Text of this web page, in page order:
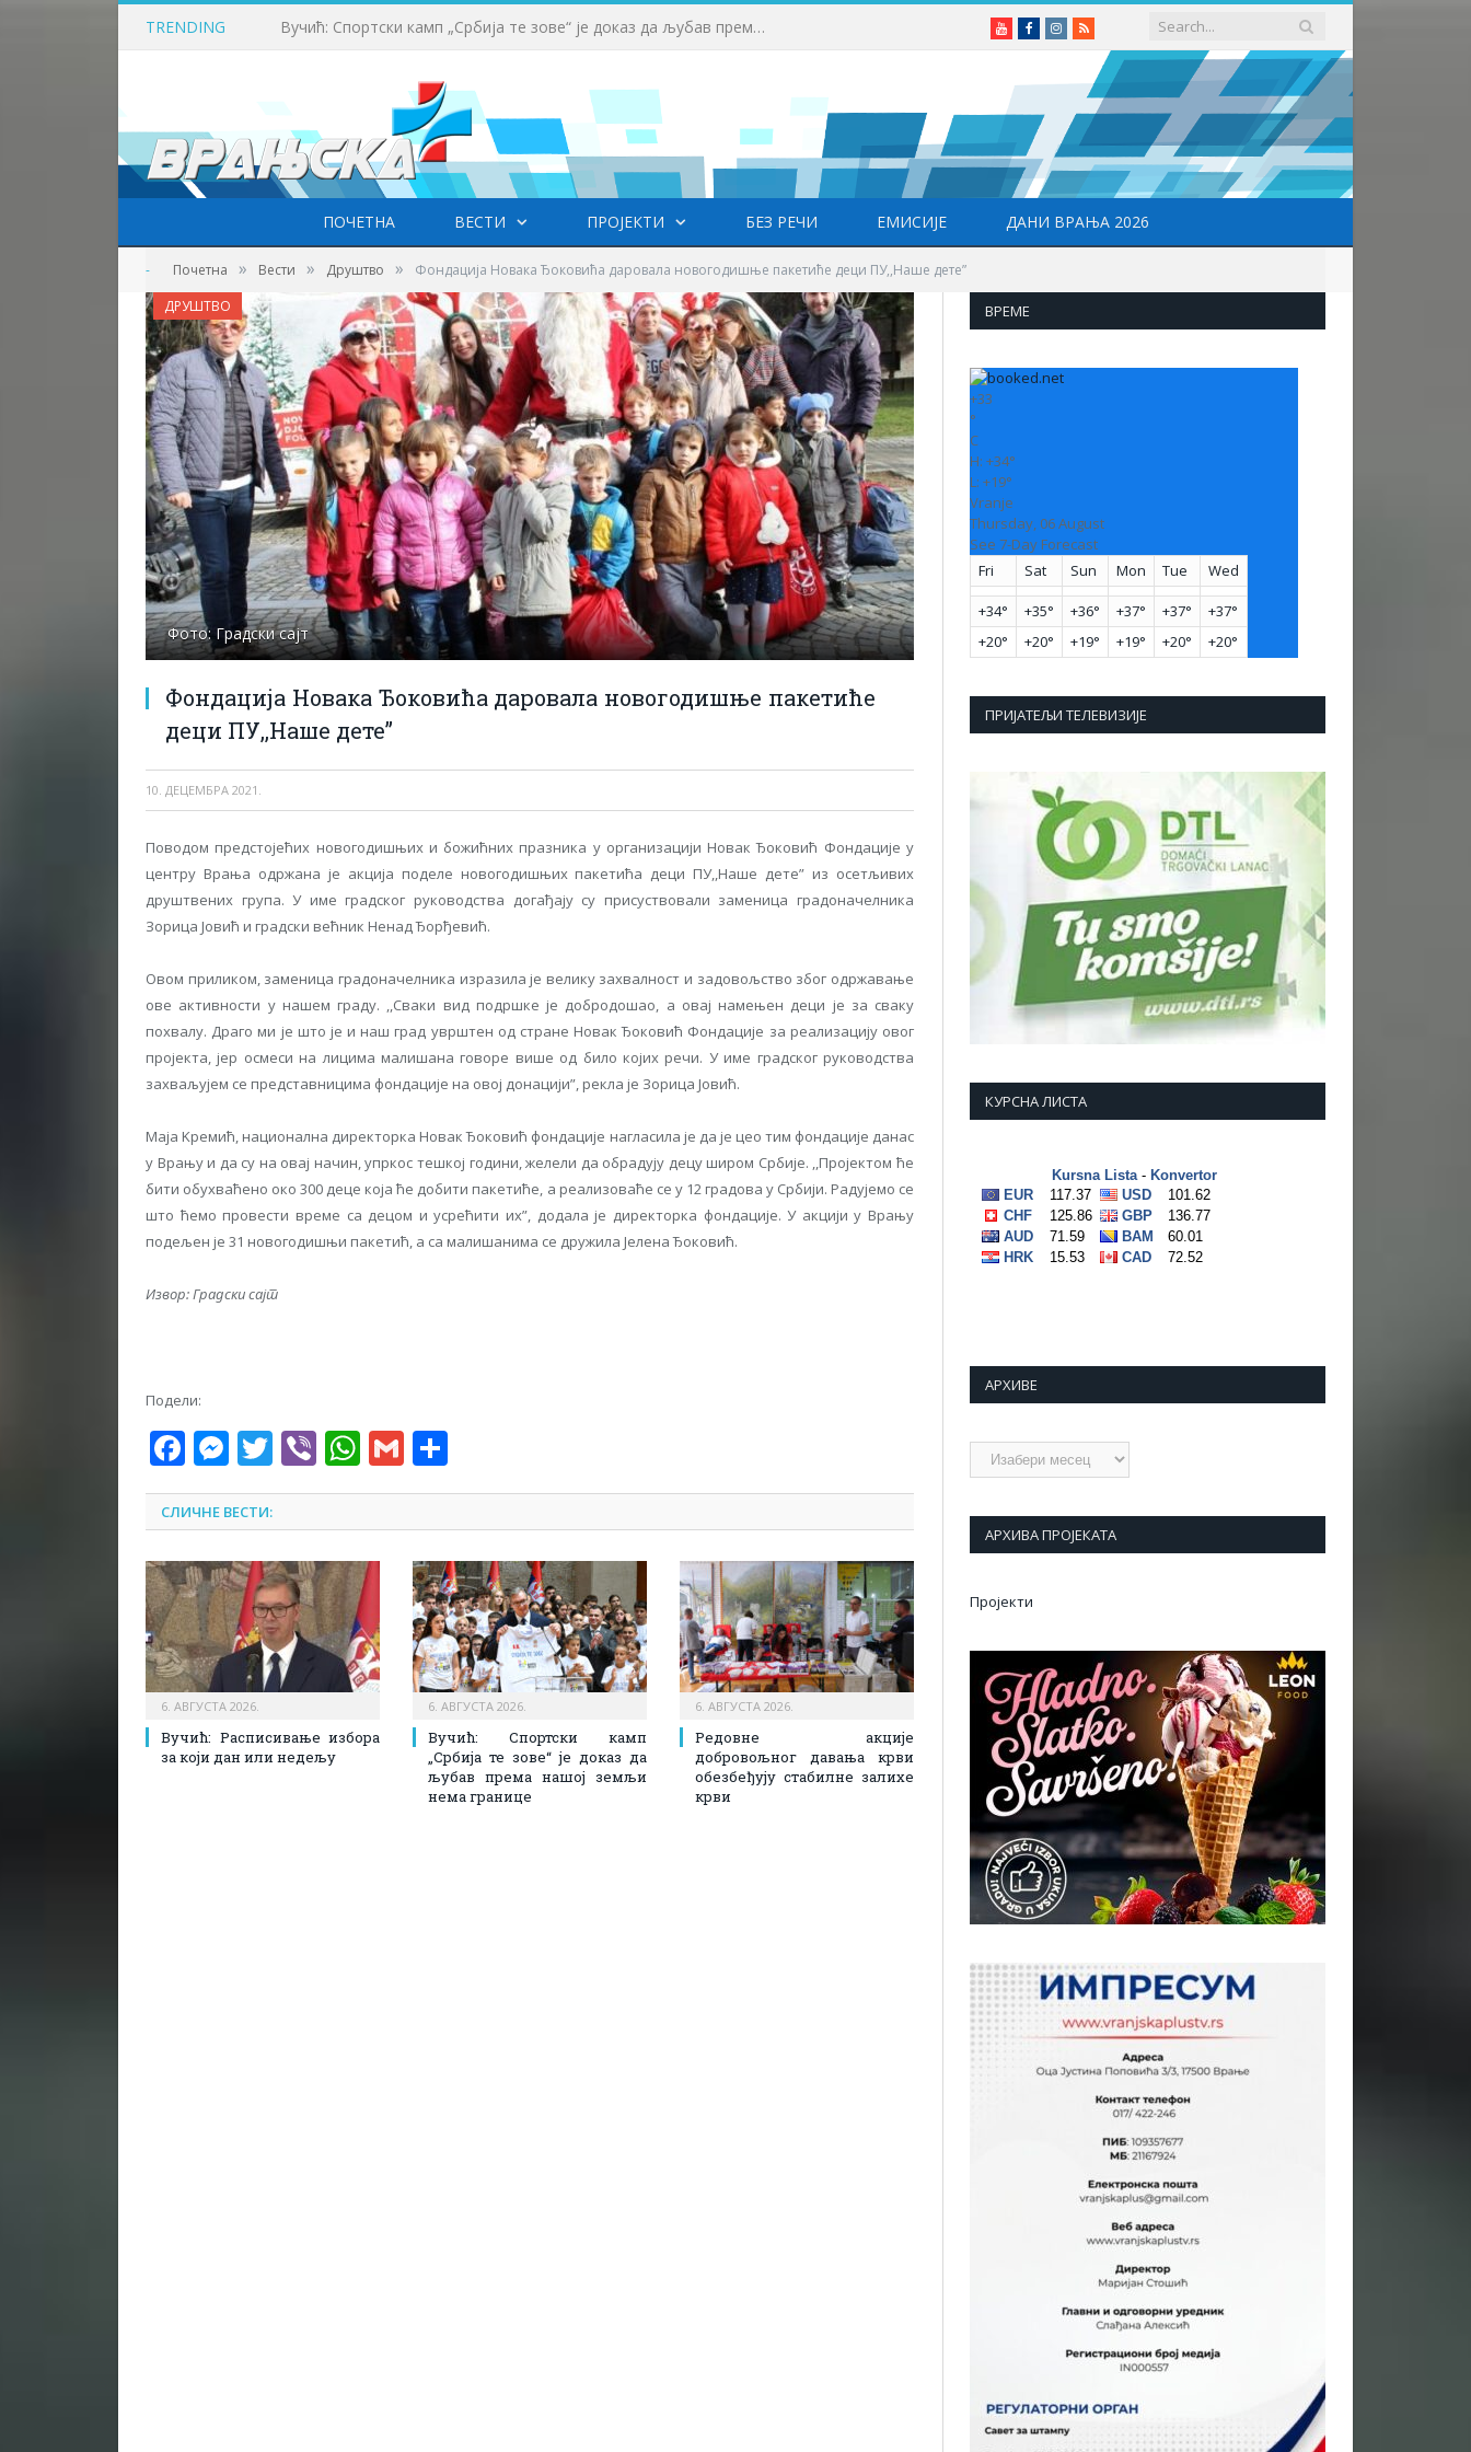
TRENDING Вучић: Спортски камп „Србија те зове“ је доказ да љубав према нашој земљи нема границе YoutubeFacebookInstagram
RSS
ПОЧЕТНА ВЕСТИ ПРОЈЕКТИ БЕЗ РЕЧИ ЕМИСИЈЕ ДАНИ ВРАЊА 2026
- Почетна » Вести » Друштво » Фондација Новака Ђоковића даровала новогодишње пакетиће деци ПУ,,Наше дете”
Фото: Градски сајт
Фондација Новака Ђоковића даровала новогодишње пакетиће
деци ПУ,,Наше дете”
10. ДЕЦЕМБРА 2021.
ДРУШТВО
Поводом предстојећих новогодишњих и божићних празника у организацији Новак Ђоковић Фондације у
центру Врања одржана је акција поделе новогодишњих пакетића деци ПУ,,Наше дете” из осетљивих
друштвених група. У име градског руководства догађају су присуствовали заменица градоначелника
Зорица Јовић и градски већник Ненад Ђорђевић.
Овом приликом, заменица градоначелника изразила је велику захвалност и задовољство због одржавање
ове активности у нашем граду. ,,Сваки вид подршке је добродошао, а овај намењен деци је за сваку
похвалу. Драго ми је што је и наш град уврштен од стране Новак Ђоковић Фондације за реализацију овог
пројекта, јер осмеси на лицима малишана говоре више од било којих речи. У име градског руководства
захваљујем се представницима фондације на овој донацији”, рекла је Зорица Јовић.
Маја Kремић, национална директорка Новак Ђоковић фондације нагласила је да је цео тим фондације данас
у Врању и да су на овај начин, упркос тешкој години, желели да обрадују децу широм Србије. ,,Пројектом ће
бити обухваћено око 300 деце која ће добити пакетиће, а реализоваће се у 12 градова у Србији. Радујемо се
што ћемо провести време са децом и усрећити их”, додала је директорка фондације. У акцији у Врању
подељен је 31 новогодишњи пакетић, а са малишанима се дружила Јелена Ђоковић.
Извор: Градски сајт
Подели:
Facebook
Messenger
Twitter
ViberWhatsApp
Gmail
СЛИЧНЕ ВЕСТИ:
6. АВГУСТА 2026.
Вучић: Расписивање избора
за који дан или недељу
6. АВГУСТА 2026.
Вучић: Спортски камп
„Србија те зове“ је доказ да
љубав према нашој земљи
нема границе
6. АВГУСТА 2026.
Редовне акције
добровољног давања крви
обезбеђују стабилне залихе
крви
ВРЕМЕ
+33
°
C
H: +34°
L: +19°
Vranje
Thursday, 06 August
See 7-Day Forecast
Fri
Sat Sun Mon Tue Wed
+34° +35° +36° +37° +37° +37°
+20° +20° +19° +19° +20° +20°
ПРИЈАТЕЉИ ТЕЛЕВИЗИЈЕ
КУРСНА ЛИСТА
АРХИВЕ
Архиве
АРХИВА ПРОЈЕКАТА
Пројекти